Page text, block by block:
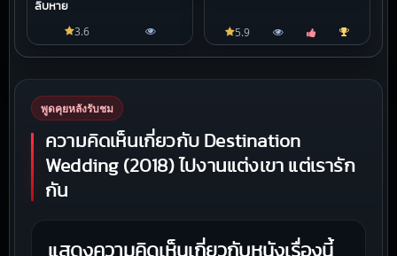
ลีบหาย
3.6 5.9
พูดคุยหลังรับชม
ความคิดเห็นเกี่ยวกับ Destination
Wedding (2018) ไปงานแต่งเขา แต่เรารัก
กัน
แสดงความคิดเห็นเกี่ยวกับหนังเรื่องนี้